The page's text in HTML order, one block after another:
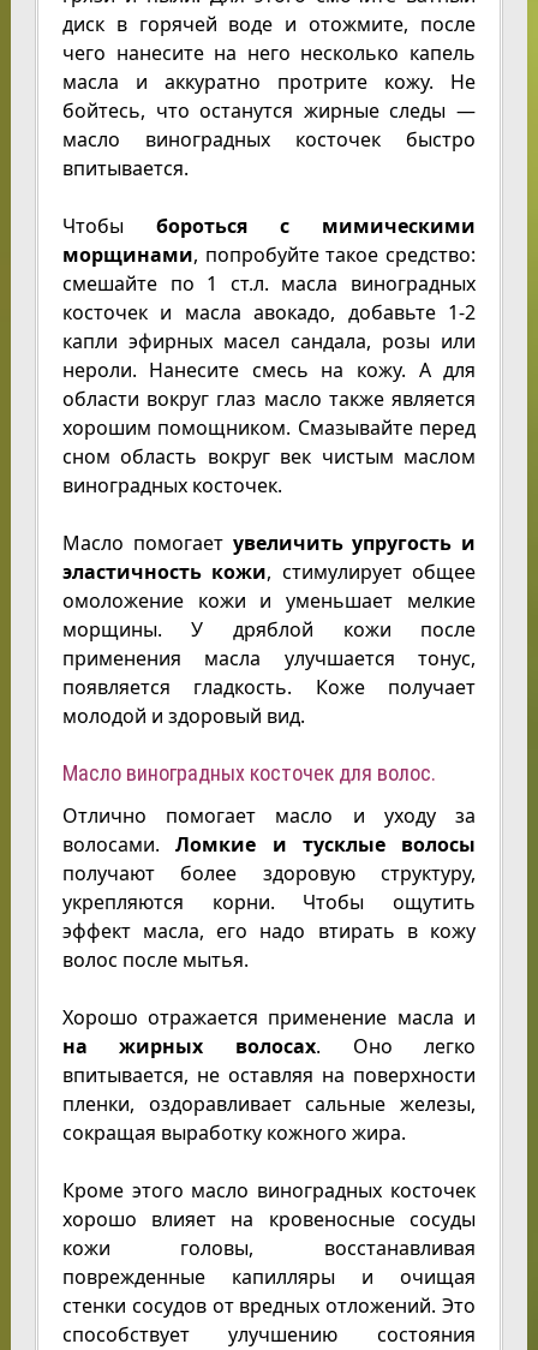
диск в горячей воде и отожмите, после
чего нанесите на него несколько капель
масла и аккуратно протрите кожу. Не
бойтесь, что останутся жирные следы —
масло виноградных косточек быстро
впитывается.
Чтобы бороться с мимическими
морщинами, попробуйте такое средство:
смешайте по 1 ст.л. масла виноградных
косточек и масла авокадо, добавьте 1-2
капли эфирных масел сандала, розы или
нероли. Нанесите смесь на кожу. А для
области вокруг глаз масло также является
хорошим помощником. Смазывайте перед
сном область вокруг век чистым маслом
виноградных косточек.
Масло помогает увеличить упругость и
эластичность кожи, стимулирует общее
омоложение кожи и уменьшает мелкие
морщины. У дряблой кожи после
применения масла улучшается тонус,
появляется гладкость. Коже получает
молодой и здоровый вид.
Масло виноградных косточек для волос.
Отлично помогает масло и уходу за
волосами.Ломкие и тусклые волосы
получают более здоровую структуру,
укрепляются корни. Чтобы ощутить
эффект масла, его надо втирать в кожу
волос после мытья.
Хорошо отражается применение масла и
на жирных волосах. Оно легко
впитывается, не оставляя на поверхности
пленки, оздоравливает сальные железы,
сокращая выработку кожного жира.
Кроме этого масло виноградных косточек
хорошо влияет на кровеносные сосуды
кожи головы, восстанавливая
поврежденные капилляры и очищая
стенки сосудов от вредных отложений. Это
способствует улучшению состояния